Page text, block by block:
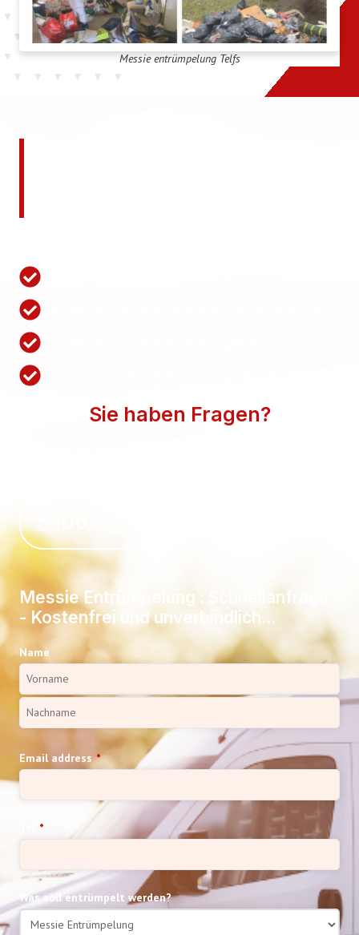
Messie entrümpelung Telfs
Sie haben Fragen?
Messie Entrümpelung : Schnellanfrage
- Kostenfrei und unverbindlich...
Name
Email address *
*
Was soll entrümpelt werden?